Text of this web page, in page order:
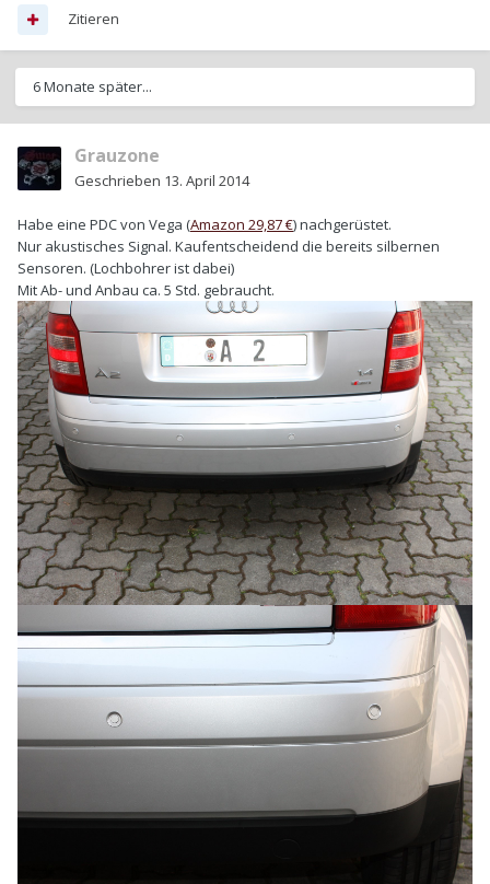
Zitieren
6 Monate später...
Grauzone
Geschrieben 13. April 2014
Habe eine PDC von Vega (Amazon 29,87 €) nachgerüstet.
Nur akustisches Signal. Kaufentscheidend die bereits silbernen
Sensoren. (Lochbohrer ist dabei)
Mit Ab- und Anbau ca. 5 Std. gebraucht.